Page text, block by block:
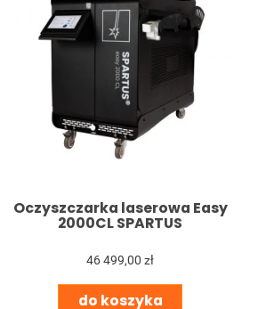
Oczyszczarka laserowa Easy
2000CL SPARTUS
46 499,00 zł
do koszyka